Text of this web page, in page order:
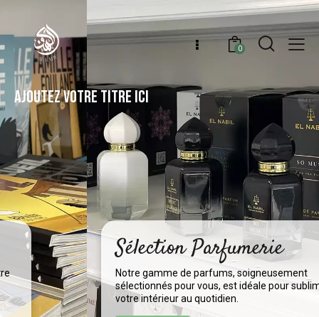
0
AJOUTEZ VOTRE TITRE ICI
Sélection Parfumerie
Notre gamme de parfums, soigneusement
sélectionnés pour vous, est idéale pour sublimer
votre intérieur au quotidien.